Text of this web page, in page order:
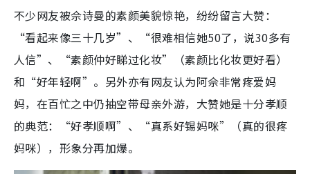
不少网友被佘诗曼的素颜美貌惊艳，纷纷留言大赞：
“看起来像三十几岁”、“很难相信她50了，说30多有
人信”、“素颜仲好睇过化妆”（素颜比化妆更好看）
和“好年轻啊”。另外亦有网友认为阿佘非常疼爱妈
妈，在百忙之中仍抽空带母亲外游，大赞她是十分孝顺
的典范：“好孝顺啊”、“真系好锡妈咪”（真的很疼
妈咪），形象分再加爆。